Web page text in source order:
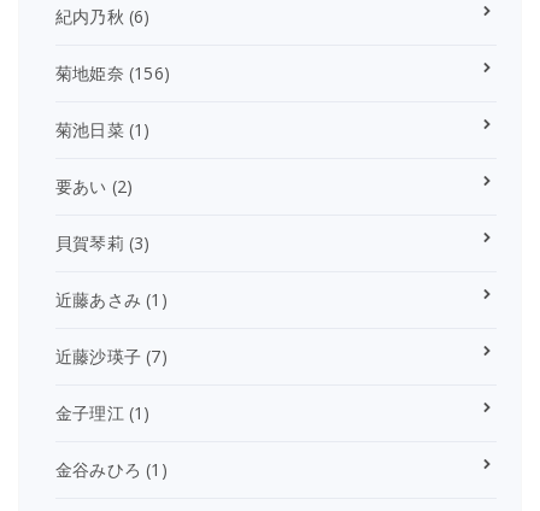
紀内乃秋 (6)
菊地姫奈 (156)
菊池日菜(1)
要あい (2)
貝賀琴莉 (3)
近藤あさみ (1)
近藤沙瑛子 (7)
金子理江(1)
金谷みひろ (1)